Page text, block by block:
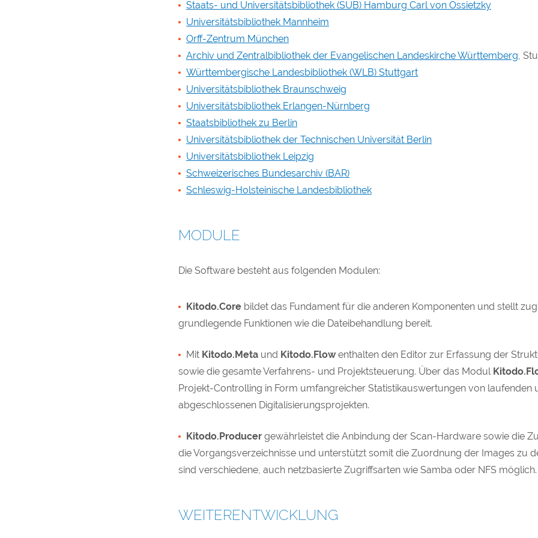
Staats- und Universitätsbibliothek (SUB) Hamburg Carl von Ossietzky
Universitätsbibliothek Mannheim
Orff-Zentrum München
Archiv und Zentralbibliothek der Evangelischen Landeskirche Württemberg,
Württembergische Landesbibliothek (WLB) Stuttgart
Universitätsbibliothek Braunschweig
Universitätsbibliothek Erlangen-Nürnberg
Staatsbibliothek zu Berlin
Universitätsbibliothek der Technischen Universität Berlin
Universitätsbibliothek Leipzig
Schweizerisches Bundesarchiv (BAR)
Schleswig-Holsteinische Landesbibliothek
MODULE
Die Software besteht aus folgenden Modulen:
Kitodo.Core bildet das Fundament für die anderen Komponenten und stellt
grundlegende Funktionen wie die Dateibehandlung bereit.
Mit Kitodo.Meta und Kitodo.Flowenthalten den Editor zur Erfassung der
sowie die gesamte Verfahrens- und Projektsteuerung. Über das Modul
Projekt-Controlling in Form umfangreicher Statistikauswertungen von laufenden
abgeschlossenen Digitalisierungsprojekten.
Kitodo.Producer gewährleistet die Anbindung der Scan-Hardware sowie die
die Vorgangsverzeichnisse und unterstützt somit die Zuordnung der Images zu
sind verschiedene, auch netzbasierte Zugriffsarten wie Samba oder NFS möglich.
WEITERENTWICKLUNG